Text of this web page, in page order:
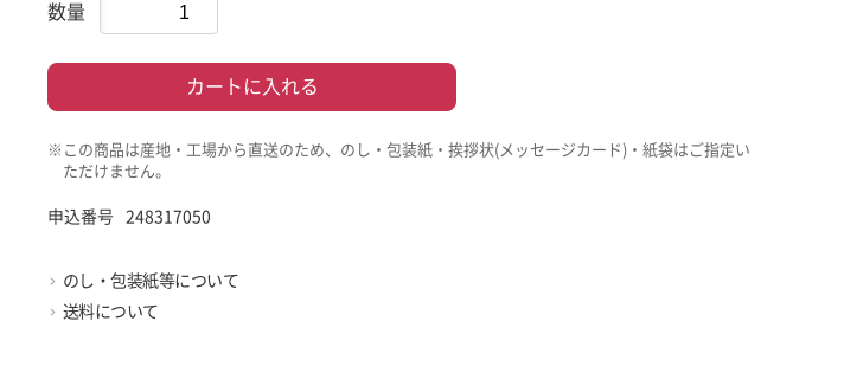
数量
カートに入れる
※この商品は産地・工場から直送のため、のし・包装紙・挨拶状(メッセージカード)・紙袋はご指定い
ただけません。
申込番号 248317050
のし・包装紙等について
送料について